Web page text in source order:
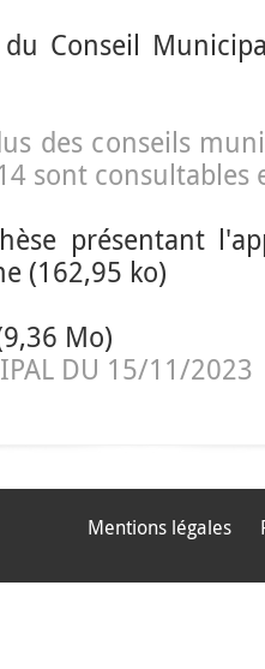
du Conseil
des conseils
sont consultables
présentant
(162,95 ko)
Mo)
DU 15/11/2023
Mentions légales